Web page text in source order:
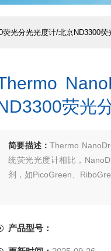
光分光光度计/北京ND3300荧
荧光
简要描述：Thermo
统荧光光度计相比，
剂，如PicoGreen、
产品型号：